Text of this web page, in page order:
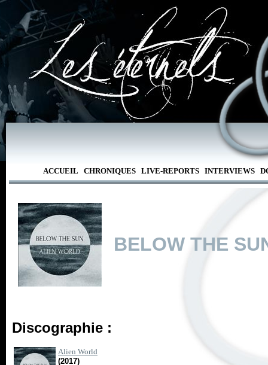
ACCUEIL CHRONIQUES LIVE-REPORTS INTERVIEWS
BELOW THE
Discographie :
Alien World
(2017)